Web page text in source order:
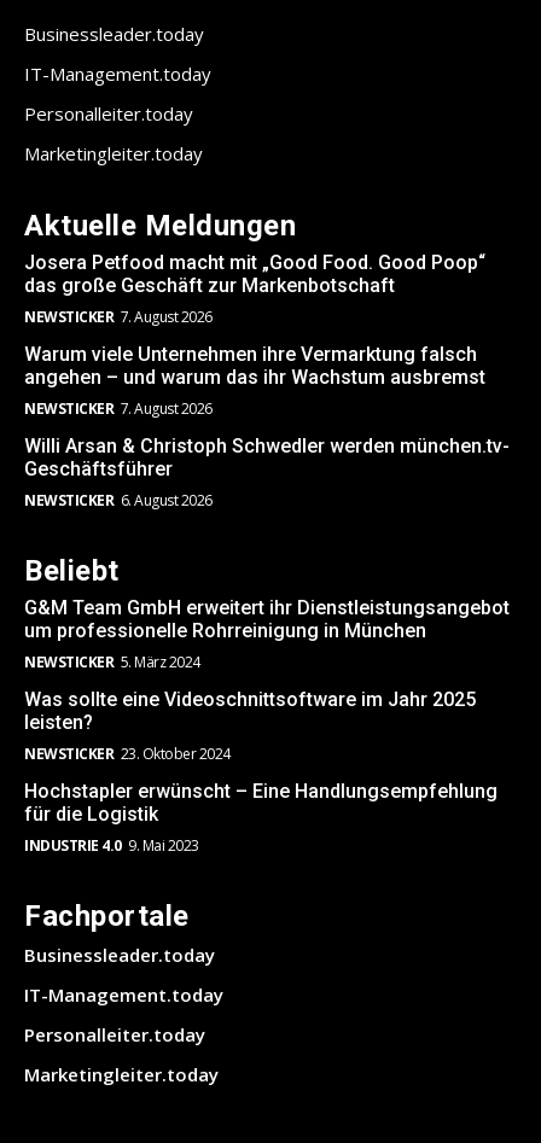
Businessleader.today
IT-Management.today
Personalleiter.today
Marketingleiter.today
Aktuelle Meldungen
Josera Petfood macht mit „Good Food. Good Poop“
das große Geschäft zur Markenbotschaft
NEWSTICKER 7. August 2026
Warum viele Unternehmen ihre Vermarktung falsch
angehen – und warum das ihr Wachstum ausbremst
NEWSTICKER 7. August 2026
Willi Arsan & Christoph Schwedler werden münchen.tv-
Geschäftsführer
NEWSTICKER 6. August 2026
Beliebt
G&M Team GmbH erweitert ihr Dienstleistungsangebot
um professionelle Rohrreinigung in München
NEWSTICKER 5. März 2024
Was sollte eine Videoschnittsoftware im Jahr 2025
leisten?
NEWSTICKER 23. Oktober 2024
Hochstapler erwünscht – Eine Handlungsempfehlung
für die Logistik
INDUSTRIE 4.0 9. Mai 2023
Fachportale
Businessleader.today
IT-Management.today
Personalleiter.today
Marketingleiter.today